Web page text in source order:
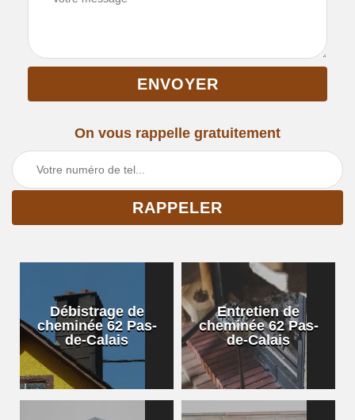
On vous rappelle gratuitement
Débistrage de
cheminée 62 Pas-
de-Calais
Entretien de
cheminée 62 Pas-
de-Calais